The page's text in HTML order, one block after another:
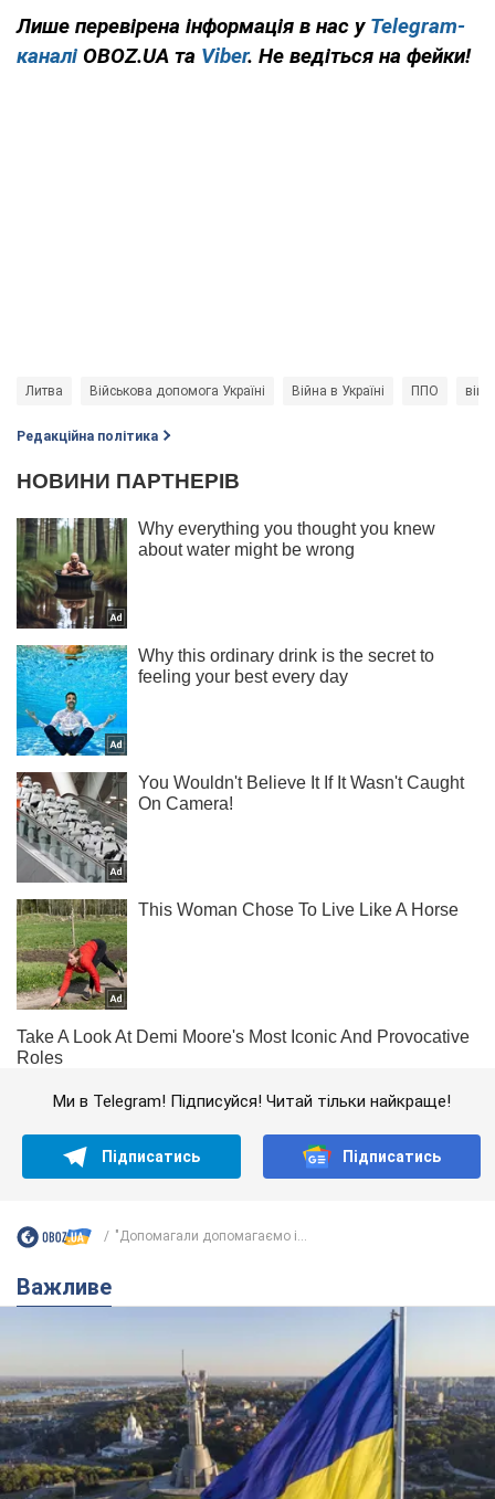
Лише перевірена інформація в нас у Telegram-
каналі OBOZ.UA та Viber. Не ведіться на фейки!
Литва Військова допомога Україні Війна в Україні ППО
Редакційна політика
Ми в Telegram! Підписуйся! Читай тільки найкраще!
Підписатись Підписатись
"Допомагали допомагаємо і...
Важливе